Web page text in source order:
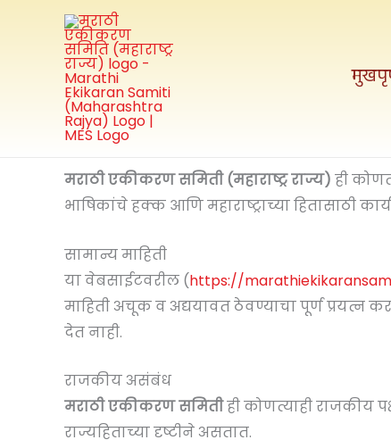
मजकुरावर
मराठी एकीकरण समिती (महाराष्ट्र राज्य) ही
भाषिकांचे हक्क आणि महाराष्ट्राच्या हितासाठी
सामान्य माहिती
या वेबसाईटवरील (https://
माहिती अचूक व अद्ययावत ठेवण्याचा पूर्ण प्रयत्न
देत नाही.
राजकीय असंबंध
मराठी एकीकरण समितीही कोणत्याही राजकीय
राज्यहिताच्या दृष्टीने असतात.